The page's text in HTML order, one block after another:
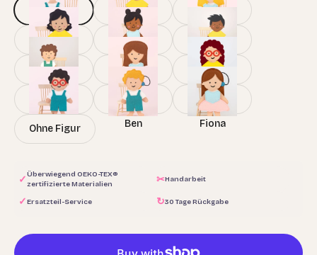
Tom Leon Svenja
Leyla Nishtha Naman
Nick Vicky Lotta
Henry Ben Fiona
Ohne Figur
✓Überwiegend OEKO-TEX®
zertifizierte Materialien
✂Handarbeit
✓Ersatzteil-Service ↻30 Tage Rückgabe